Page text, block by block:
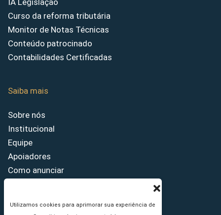
Utilizamos cookies para aprimorar sua experiência de
IA Legislação
Curso da reforma tributária
Monitor de Notas Técnicas
Conteúdo patrocinado
Contabilidades Certificadas
Saiba mais
Sobre nós
Institucional
Equipe
Apoiadores
Como anunciar